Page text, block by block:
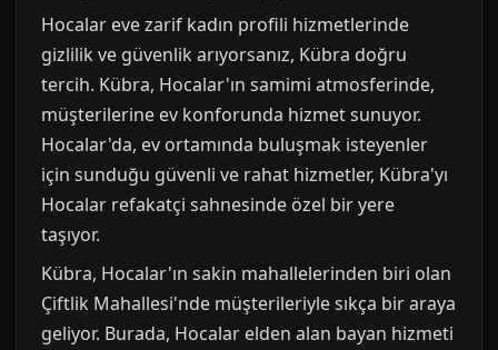
Hocalar eve zarif kadın profili hizmetlerinde
gizlilik ve güvenlik arıyorsanız, Kübra doğru
tercih. Kübra, Hocalar'ın samimi atmosferinde,
müşterilerine ev konforunda hizmet sunuyor.
Hocalar'da, ev ortamında buluşmak isteyenler
için sunduğu güvenli ve rahat hizmetler, Kübra'yı
Hocalar refakatçi sahnesinde özel bir yere
taşıyor.
Kübra, Hocalar'ın sakin mahallelerinden biri olan
Çiftlik Mahallesi'nde müşterileriyle sıkça bir araya
geliyor. Burada, Hocalar elden alan bayan hizmeti